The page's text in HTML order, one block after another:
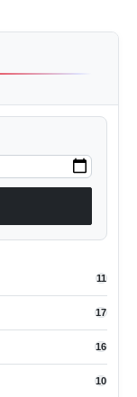
11
17
16
10